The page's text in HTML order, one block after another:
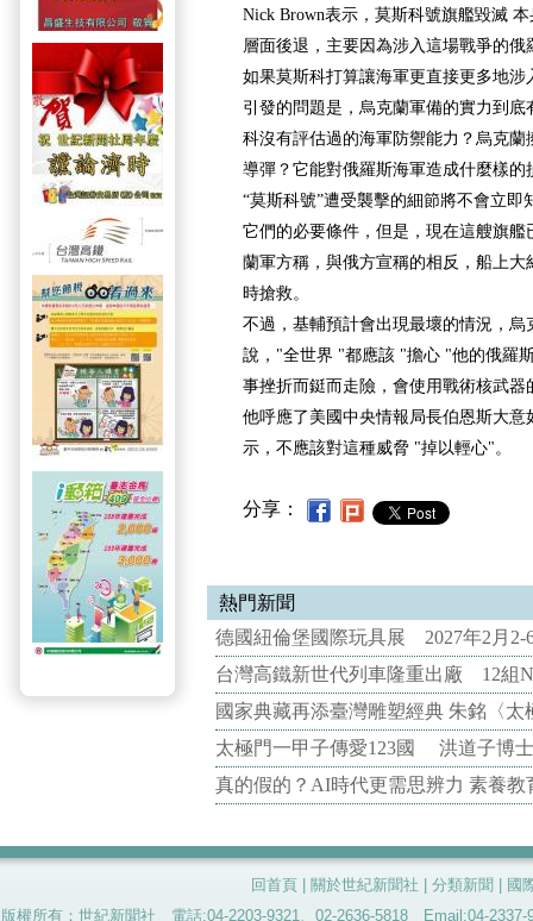
Nick Brown表示，莫斯科號旗艦毀滅
層面後退，主要因為涉入這場戰爭的
如果莫斯科打算讓海軍更直接更多地
引發的問題是，烏克蘭軍備的實力到
科沒有評估過的海軍防禦能力？烏克
導彈？它能對俄羅斯海軍造成什麼樣的
“莫斯科號”遭受襲擊的細節將不會立即
它們的必要條件，但是，現在這艘旗
蘭軍方稱，與俄方宣稱的相反，船上大
時搶救。
不過，基輔預計會出現最壞的情況，烏
說，"全世界 "都應該 "擔心 "他的俄羅
事挫折而鋌而走險，會使用戰術核武器
他呼應了美國中央情報局長伯恩斯大意
示，不應該對這種威脅 "掉以輕心"。
分享：
熱門新聞
德國紐倫堡國際玩具展 2027年2月2-
台灣高鐵新世代列車隆重出廠 12組
國家典藏再添臺灣雕塑經典 朱銘〈
太極門一甲子傳愛123國 洪道子博
真的假的？AI時代更需思辨力 素養
回首頁 關於世紀新聞社 分類新聞
國
版權所有：世紀新聞社 電話:04-2203-9321、02-2636-5818 Email:04-